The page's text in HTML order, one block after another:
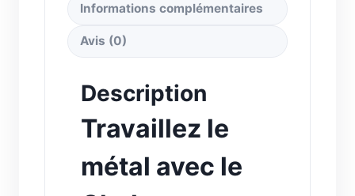
Informations complémentaires
Avis (0)
Description
Travaillez le
métal avec le